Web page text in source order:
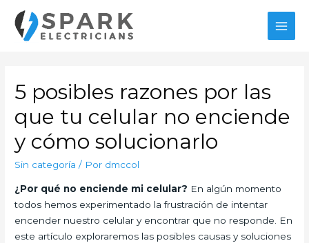
contenido
5 posibles razones por las
que tu celular no enciende
y cómo solucionarlo
Sin categoría / Por dmccol
¿Por qué no enciende mi celular? En algún momento
todos hemos experimentado la frustración de intentar
encender nuestro celular y encontrar que no responde. En
este artículo exploraremos las posibles causas y soluciones